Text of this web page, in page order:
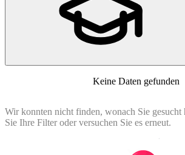
Keine Daten gefunden
Wir konnten nicht finden, wonach Sie gesucht
Sie Ihre Filter oder versuchen Sie es erneut.